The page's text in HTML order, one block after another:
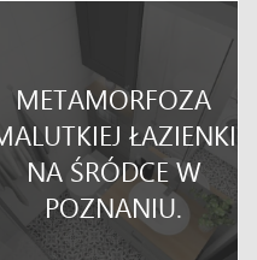
METAMORFOZA
ŁAZIENKI
NA ŚRÓDCE W
POZNANIU.